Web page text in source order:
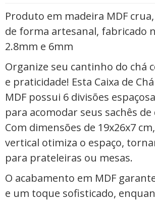
Produto em madeira MDF
de forma artesanal, fabricado
2.8mm e 6mm
Organize seu cantinho do chá
e praticidade! Esta Caixa de
MDF possui 6 divisões
para acomodar seus sachês
Com dimensões de 19x26x7
vertical otimiza o espaço,
para prateleiras ou mesas.
O acabamento em MDF
e um toque sofisticado,